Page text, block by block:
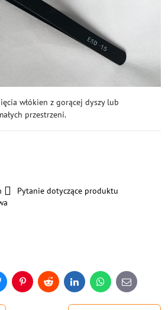
włókien z gorącej dyszy lub
przestrzeni.
Pytanie dotyczące produktu
PinterestReddit LinkedInWhatsApp
E-
mail